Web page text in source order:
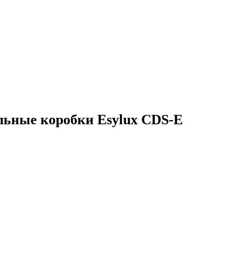
коробки Esylux CDS-E